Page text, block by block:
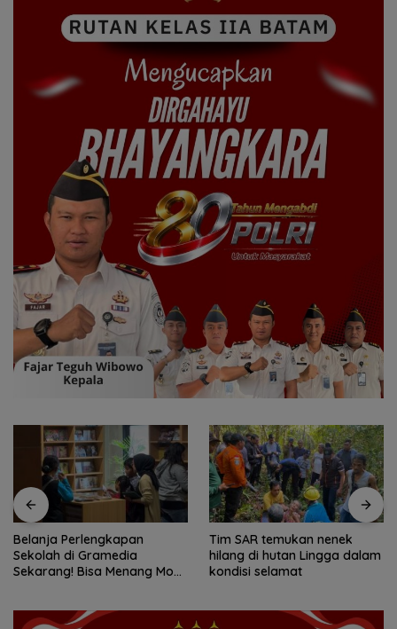
Tim SAR temukan nenek
hilang di hutan Lingga dalam
kondisi selamat
Tim SAR gabungan cari
nenek 68 tahun hilang di
Lingga Kepri